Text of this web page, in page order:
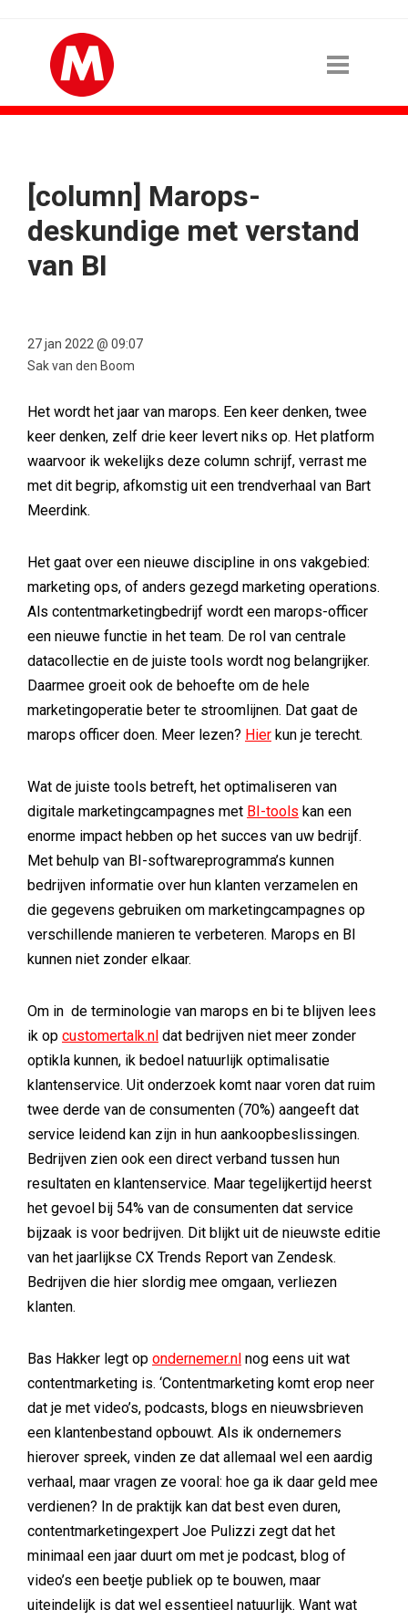
[column] Marops-
deskundige met verstand
van BI
27 jan 2022 @ 09:07
Sak van den Boom
Het wordt het jaar van marops. Een keer denken, twee
keer denken, zelf drie keer levert niks op. Het platform
waarvoor ik wekelijks deze column schrijf, verrast me
met dit begrip, afkomstig uit een trendverhaal van Bart
Meerdink.
Het gaat over een nieuwe discipline in ons vakgebied:
marketing ops, of anders gezegd marketing operations.
Als contentmarketingbedrijf wordt een marops-officer
een nieuwe functie in het team. De rol van centrale
datacollectie en de juiste tools wordt nog belangrijker.
Daarmee groeit ook de behoefte om de hele
marketingoperatie beter te stroomlijnen. Dat gaat de
marops officer doen. Meer lezen? Hier kun je terecht.
Wat de juiste tools betreft, het optimaliseren van
digitale marketingcampagnes met BI-tools kan een
enorme impact hebben op het succes van uw bedrijf.
Met behulp van BI-softwareprogramma’s kunnen
bedrijven informatie over hun klanten verzamelen en
die gegevens gebruiken om marketingcampagnes op
verschillende manieren te verbeteren. Marops en BI
kunnen niet zonder elkaar.
Om in de terminologie van marops en bi te blijven lees
ik op customertalk.nl dat bedrijven niet meer zonder
optikla kunnen, ik bedoel natuurlijk optimalisatie
klantenservice. Uit onderzoek komt naar voren dat ruim
twee derde van de consumenten (70%) aangeeft dat
service leidend kan zijn in hun aankoopbeslissingen.
Bedrijven zien ook een direct verband tussen hun
resultaten en klantenservice. Maar tegelijkertijd heerst
het gevoel bij 54% van de consumenten dat service
bijzaak is voor bedrijven. Dit blijkt uit de nieuwste editie
van het jaarlijkse CX Trends Report van Zendesk.
Bedrijven die hier slordig mee omgaan, verliezen
klanten.
Bas Hakker legt op ondernemer.nl nog eens uit wat
contentmarketing is. ‘Contentmarketing komt erop neer
dat je met video’s, podcasts, blogs en nieuwsbrieven
een klantenbestand opbouwt. Als ik ondernemers
hierover spreek, vinden ze dat allemaal wel een aardig
verhaal, maar vragen ze vooral: hoe ga ik daar geld mee
verdienen? In de praktijk kan dat best even duren,
contentmarketingexpert Joe Pulizzi zegt dat het
minimaal een jaar duurt om met je podcast, blog of
video’s een beetje publiek op te bouwen, maar
uiteindelijk is dat wel essentieel natuurlijk. Want wat